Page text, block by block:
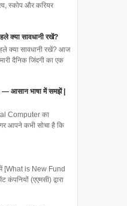
स्कोप और करियर
क्या सावधानी रखें?
क्या सावधानी रखें? आज
दैनिक जिंदगी का एक
आसान भाषा में समझें |
Computer का
आपने कभी सोचा है कि
[What is New Fund
(एएमसी) द्वारा